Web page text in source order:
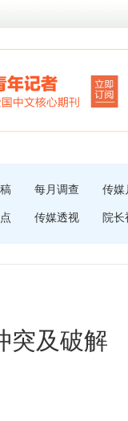
每月调查 传媒
传媒透视 院长
突及破解